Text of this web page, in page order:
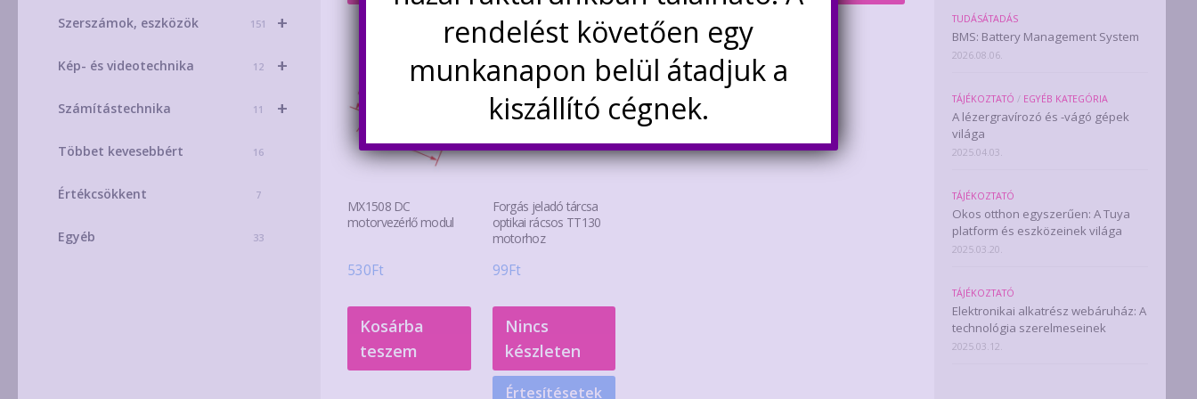
MX1508 DC
motorvezérlő modul
530Ft
Kosárba
teszem
Forgás jeladó tárcsa
optikai rácsos TT130
motorhoz
99Ft
Nincs
készleten
Értesítésetek
+
Szerszámok, eszközök 151
+
Kép- és videotechnika 12
+
Számítástechnika 11
Többet kevesebbért 16
Értékcsökkent 7
Egyéb 33
TUDÁSÁTADÁS
BMS: Battery Management System
2026.08.06.
TÁJÉKOZTATÓ / EGYÉB KATEGÓRIA
A lézergravírozó és -vágó gépek
világa
2025.04.03.
TÁJÉKOZTATÓ
Okos otthon egyszerűen: A Tuya
platform és eszközeinek világa
2025.03.20.
TÁJÉKOZTATÓ
Elektronikai alkatrész webáruház: A
technológia szerelmeseinek
2025.03.12.
rendelést követően egy
munkanapon belül átadjuk a
kiszállító cégnek.